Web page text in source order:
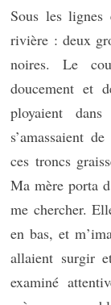
Sous les lignes
rivière : deux
noires. Le
doucement et
ployaient
s’amassaient
ces troncs
Ma mère porta
me chercher.
en bas, et
allaient surgir
examiné